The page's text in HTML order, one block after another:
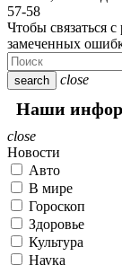
57-58
Чтобы связаться
замеченных
search close
Наши
close
Новости
Авто
В мире
Гороскоп
Здоровье
Культура
Наука